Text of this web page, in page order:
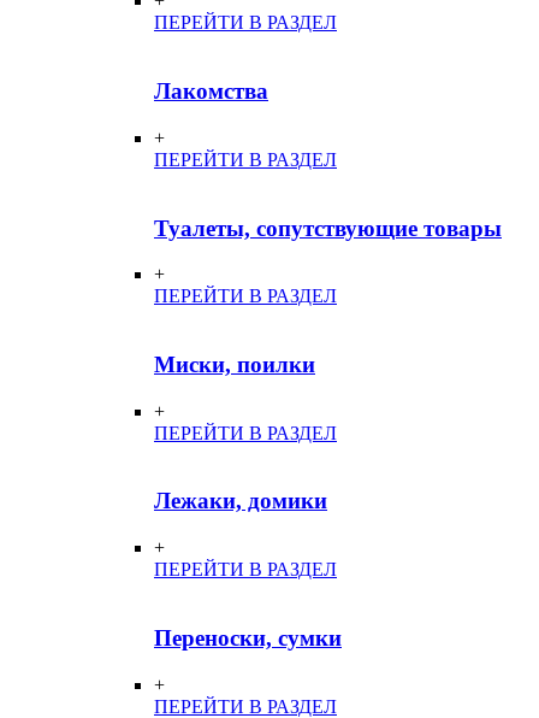
ПЕРЕЙТИ В РАЗДЕЛ
Лакомства
+
ПЕРЕЙТИ В РАЗДЕЛ
Туалеты, сопутствующие товары
+
ПЕРЕЙТИ В РАЗДЕЛ
Миски, поилки
+
ПЕРЕЙТИ В РАЗДЕЛ
Лежаки, домики
+
ПЕРЕЙТИ В РАЗДЕЛ
Переноски, сумки
+
ПЕРЕЙТИ В РАЗДЕЛ